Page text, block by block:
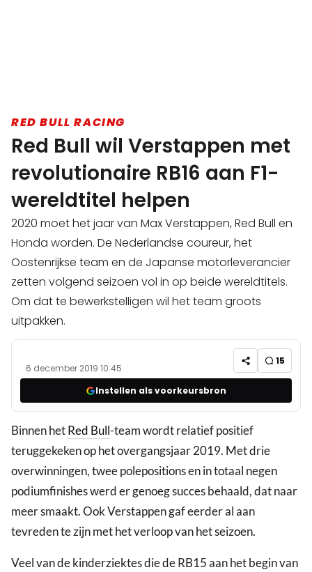
RED BULL RACING
Red Bull wil Verstappen met
revolutionaire RB16 aan F1-
wereldtitel helpen
2020 moet het jaar van Max Verstappen, Red Bull en
Honda worden. De Nederlandse coureur, het
Oostenrijkse team en de Japanse motorleverancier
zetten volgend seizoen vol in op beide wereldtitels.
Om dat te bewerkstelligen wil het team groots
uitpakken.
6 december 2019 10:45
15
Instellen als voorkeursbron
Binnen hetRed Bull-team wordt relatief positief
teruggekeken op het overgangsjaar 2019. Met drie
overwinningen, twee polepositions en in totaal negen
podiumfinishes werd er genoeg succes behaald, dat naar
meer smaakt. Ook Verstappen gaf eerder al aan
tevreden te zijn met het verloop van het seizoen.
Veel van de kinderziektes die de RB15 aan het begin van